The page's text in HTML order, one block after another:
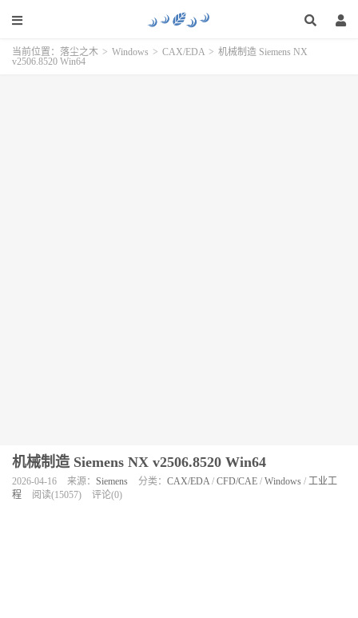
当前位置： 落尘之木 > Windows > CAX/EDA > 机械制造 Siemens NX
v2506.8520 Win64
机械制造 Siemens NX v2506.8520 Win64
2026-04-16 来源： Siemens 分类： CAX/EDA/ CFD/CAE / Windows / 工业工
程
阅读(15057) 评论(0)